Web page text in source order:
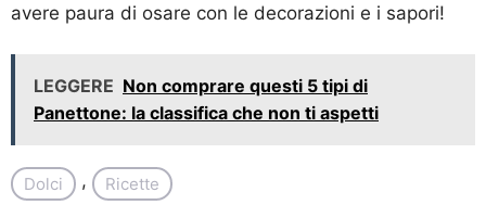
avere paura di osare con le decorazioni e i sapori!
LEGGERE Non comprare questi 5 tipi di
Panettone: la classifica che non ti aspetti
Dolci , Ricette